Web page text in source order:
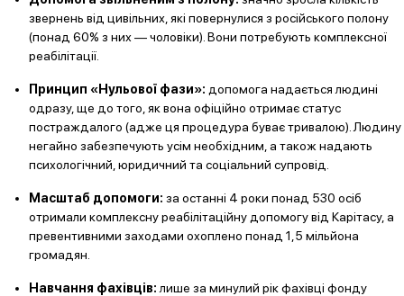
звернень від цивільних, які повернулися з російського полону
(понад 60% з них — чоловіки). Вони потребують комплексної
реабілітації.
Принцип «Нульової фази»: допомога надається людині
одразу, ще до того, як вона офіційно отримає статус
постраждалого (адже ця процедура буває тривалою). Людину
негайно забезпечують усім необхідним, а також надають
психологічний, юридичний та соціальний супровід.
Масштаб допомоги: за останні 4 роки понад 530 осіб
отримали комплексну реабілітаційну допомогу від Карітасу, а
превентивними заходами охоплено понад 1,5 мільйона
громадян.
Навчання фахівців: лише за минулий рік фахівці фонду